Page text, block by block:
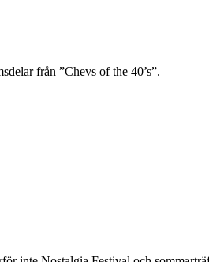
från ”Chevs of the 40’s”.